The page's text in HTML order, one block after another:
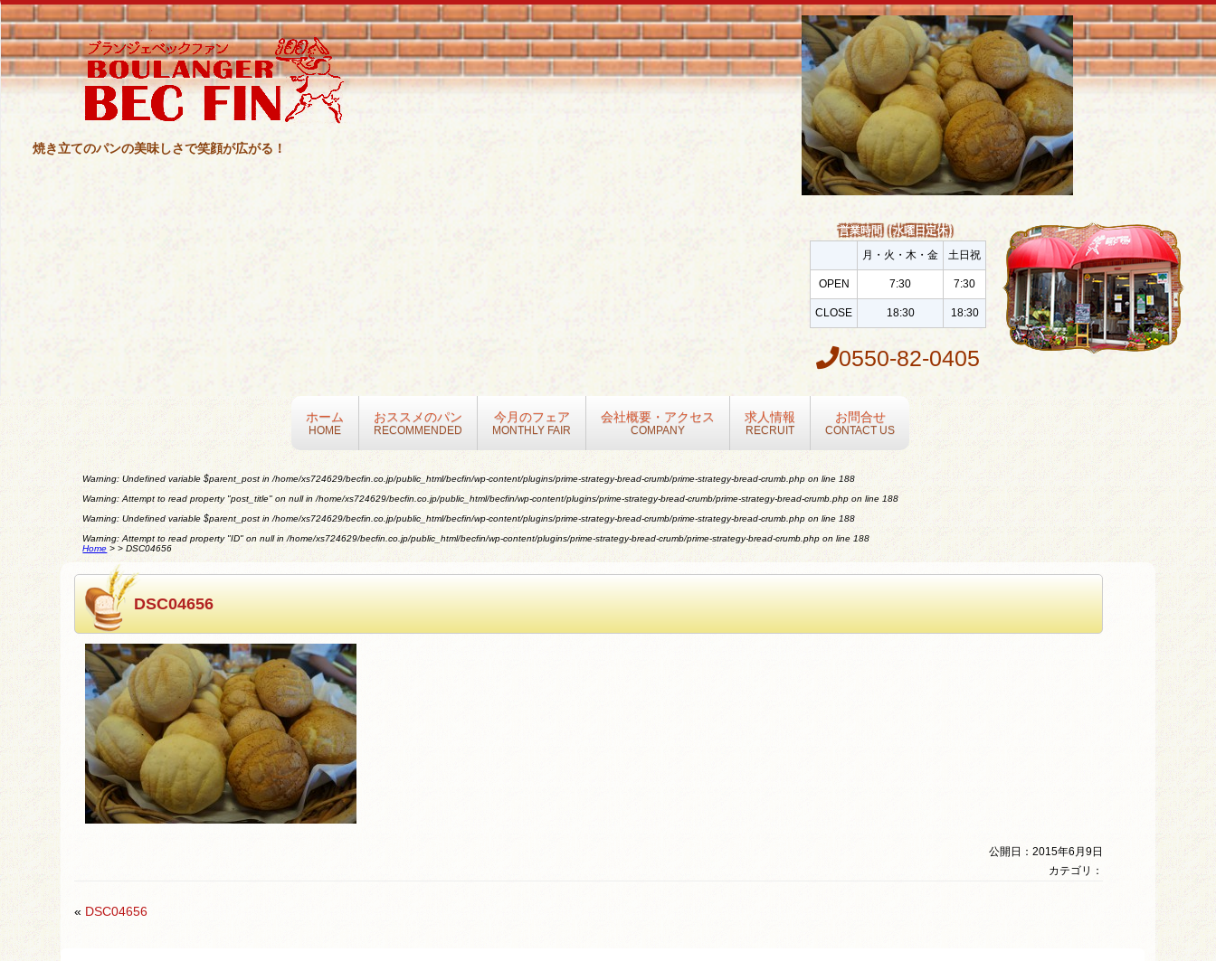
焼き立てのパンの美味しさで笑顔が広がる！
営業時間（水曜日定休）
月・火・木・金 土日祝
OPEN 7:30 7:30
CLOSE 18:30 18:30
0550-82-0405
ホーム
HOME
おススメのパン
RECOMMENDED
今月のフェア
MONTHLY FAIR
会社概要・アクセス
COMPANY
求人情報
RECRUIT
お問合せ
CONTACT US
Warning: Undefined variable $parent_post in/home/xs724629/becfin.co.jp/public_html/becfin/wp-content/plugins/prime-strategy-bread-crumb/prime-strategy-bread-crumb.php on line 188
Warning: Attempt to read property "post_title" on null in/home/xs724629/becfin.co.jp/public_html/becfin/wp-content/plugins/prime-strategy-bread-crumb/prime-strategy-bread-crumb.php on line 188
Warning: Undefined variable $parent_post in/home/xs724629/becfin.co.jp/public_html/becfin/wp-content/plugins/prime-strategy-bread-crumb/prime-strategy-bread-crumb.php on line 188
Warning: Attempt to read property "ID" on null in/home/xs724629/becfin.co.jp/public_html/becfin/wp-content/plugins/prime-strategy-bread-crumb/prime-strategy-bread-crumb.php on line 188
Home >>DSC04656
DSC04656
公開日：2015年6月9日
カテゴリ：
« DSC04656